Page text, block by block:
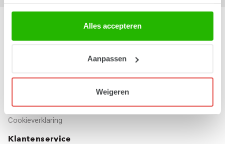
Alles accepteren
Aanpassen
Weigeren
Wie zijn wij?
Privacyverklaring
Cookieverklaring
Klantenservice